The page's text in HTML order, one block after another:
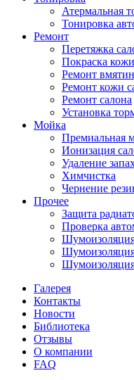
Атермальная
Тонировка
Ремонт
Перетяжка
Покраска
Ремонт вмятин
Ремонт кожи
Ремонт салона
Установка
Мойка
Премиальная
Ионизация
Удаление
Химчистка
Чернение
Прочее
Защита
Проверка
Галерея
Контакты
Новости
Библиотека
Отзывы
О компании
FAQ